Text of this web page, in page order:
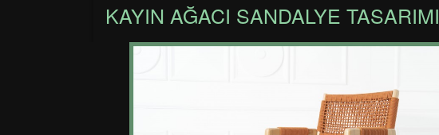
KAYIN AĞACI SANDALYE TASARIMI